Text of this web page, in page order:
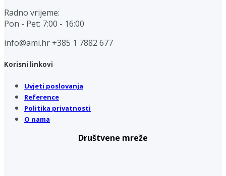
Radno vrijeme:
Pon - Pet: 7:00 - 16:00
info@ami.hr +385 1 7882 677
Korisni linkovi
Uvjeti poslovanja
Reference
Politika privatnosti
O nama
Društvene mreže